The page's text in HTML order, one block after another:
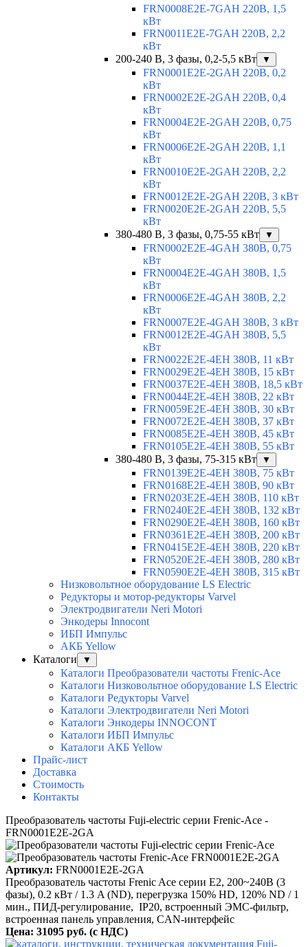
FRN0008E2E-7GAH 220В, 1,5
кВт
FRN0011E2E-7GAH 220В, 2,2
кВт
200-240 В, 3 фазы, 0,2-5,5 кВт
▼
FRN0001E2E-2GAH 220В, 0,2
кВт
FRN0002E2E-2GAH 220В, 0,4
кВт
FRN0004E2E-2GAH 220В, 0,75
кВт
FRN0006E2E-2GAH 220В, 1,1
кВт
FRN0010E2E-2GAH 220В, 2,2
кВт
FRN0012E2E-2GAH 220В, 3 кВт
FRN0020E2E-2GAH 220В, 5,5
кВт
380-480 В, 3 фазы, 0,75-55 кВт
▼
FRN0002E2E-4GAH 380В, 0,75
кВт
FRN0004E2E-4GAH 380В, 1,5
кВт
FRN0006E2E-4GAH 380В, 2,2
кВт
FRN0007E2E-4GAH 380В, 3 кВт
FRN0012E2E-4GAH 380В, 5,5
кВт
FRN0022E2E-4EH 380В, 11 кВт
FRN0029E2E-4EH 380В, 15 кВт
FRN0037E2E-4EH 380В, 18,5 кВт
FRN0044E2E-4EH 380В, 22 кВт
FRN0059E2E-4EH 380В, 30 кВт
FRN0072E2E-4EH 380В, 37 кВт
FRN0085E2E-4EH 380В, 45 кВт
FRN0105E2E-4EH 380В, 55 кВт
380-480 В, 3 фазы, 75-315 кВт
▼
FRN0139E2E-4EH 380В, 75 кВт
FRN0168E2E-4EH 380В, 90 кВт
FRN0203E2E-4EH 380В, 110 кВт
FRN0240E2E-4EH 380В, 132 кВт
FRN0290E2E-4EH 380В, 160 кВт
FRN0361E2E-4EH 380В, 200 кВт
FRN0415E2E-4EH 380В, 220 кВт
FRN0520E2E-4EH 380В, 280 кВт
FRN0590E2E-4EH 380В, 315 кВт
Низковольтное оборудование LS Electric
Редукторы и мотор-редукторы Varvel
Электродвигатели Neri Motori
Энкодеры Innocont
ИБП Импульс
АКБ Yellow
Каталоги
▼
Каталоги Преобразователи частоты Frenic-Ace
Каталоги Низковольтное оборудование LS Electric
Каталоги Редукторы Varvel
Каталоги Электродвигатели Neri Motori
Каталоги Энкодеры INNOCONT
Каталоги ИБП Импульс
Каталоги АКБ Yellow
Прайс-лист
Доставка
Стоимость
Контакты
Преобразователь частоты Fuji-electric серии Frenic-Ace -
FRN0001E2E-2GA
Артикул: FRN0001E2E-2GA
Преобразователь частоты Frenic Ace серии E2, 200~240B (3
фазы), 0.2 кВт / 1.3 A (ND), перегрузка 150% HD, 120% ND / 1
мин., ПИД-регулирование, IP20, встроенный ЭМС-фильтр,
встроенная панель управления, CAN-интерфейс
Цена: 31095 руб. (с НДС)